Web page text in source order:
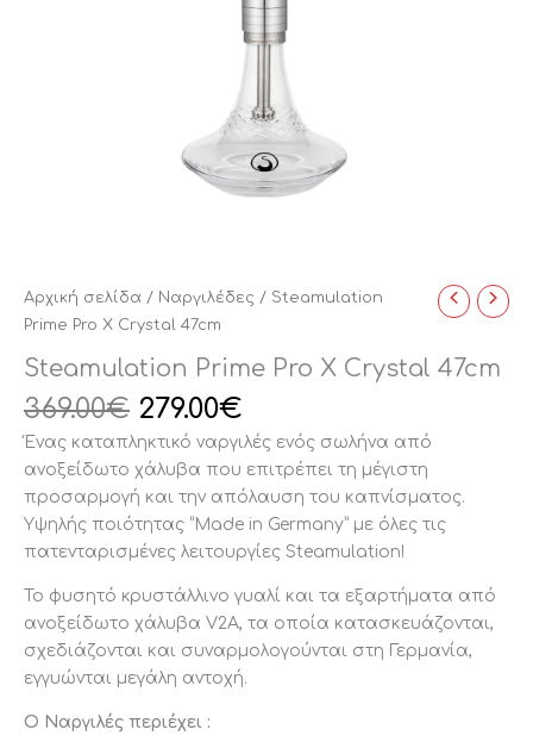
Αρχική σελίδα / Ναργιλέδες / Steamulation
Prime Pro X Crystal 47cm
Steamulation Prime Pro X Crystal 47cm
369.00€ 279.00€
Ένας καταπληκτικό ναργιλές ενός σωλήνα από
ανοξείδωτο χάλυβα που επιτρέπει τη μέγιστη
προσαρμογή και την απόλαυση του καπνίσματος.
Υψηλής ποιότητας “Made in Germany” με όλες τις
πατενταρισμένες λειτουργίες Steamulation!
Το φυσητό κρυστάλλινο γυαλί και τα εξαρτήματα από
ανοξείδωτο χάλυβα V2A, τα οποία κατασκευάζονται,
σχεδιάζονται και συναρμολογούνται στη Γερμανία,
εγγυώνται μεγάλη αντοχή.
Ο Ναργιλές περιέχει :